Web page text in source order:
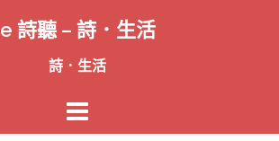
e 詩聽 – 詩．生活
詩．生活